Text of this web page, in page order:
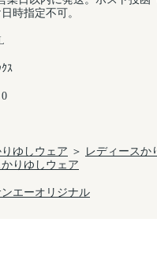
時指定不可。
ｽ
0
ゆしウェア ＞ レディースか
かりゆしウェア
エーオリジナル